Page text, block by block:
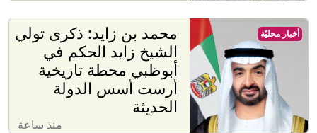
محمد بن زايد: ذكرى تولي
الشيخ زايد الحكم في
أبوظبي محطة تاريخية
أرست أسس الدولة
الحديثة
منذ ساعة
أخبار محليّة